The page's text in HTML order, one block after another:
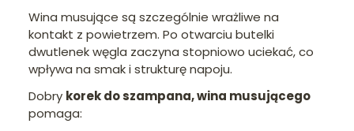
Wina musujące są szczególnie wrażliwe na
kontakt z powietrzem. Po otwarciu butelki
dwutlenek węgla zaczyna stopniowo uciekać, co
wpływa na smak i strukturę napoju.
Dobry korek do szampana, wina musującego
pomaga: